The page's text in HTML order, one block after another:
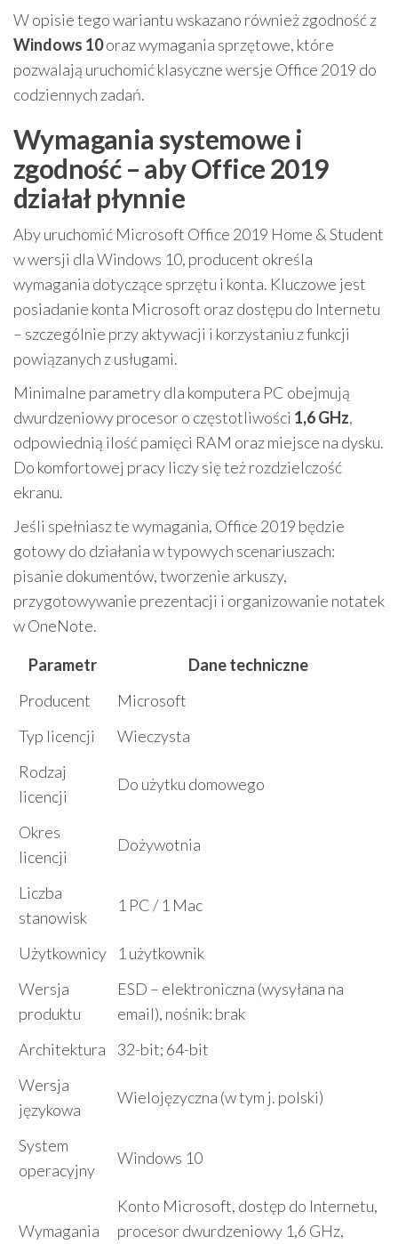
W opisie tego wariantu wskazano również zgodność z
Windows 10oraz wymagania sprzętowe, które
pozwalają uruchomić klasyczne wersje Office 2019 do
codziennych zadań.
Wymagania systemowe i
zgodność – aby Office 2019
działał płynnie
Aby uruchomić Microsoft Office 2019 Home & Student
w wersji dla Windows 10, producent określa
wymagania dotyczące sprzętu i konta. Kluczowe jest
posiadanie konta Microsoft oraz dostępu do Internetu
– szczególnie przy aktywacji i korzystaniu z funkcji
powiązanych z usługami.
Minimalne parametry dla komputera PC obejmują
dwurdzeniowy procesor o częstotliwości 1,6 GHz,
odpowiednią ilość pamięci RAM oraz miejsce na dysku.
Do komfortowej pracy liczy się też rozdzielczość
ekranu.
Jeśli spełniasz te wymagania, Office 2019 będzie
gotowy do działania w typowych scenariuszach:
pisanie dokumentów, tworzenie arkuszy,
przygotowywanie prezentacji i organizowanie notatek
w OneNote.
Parametr
Dane techniczne
Producent
Microsoft
Typ licencji
Wieczysta
Rodzaj
licencji
Do użytku domowego
Okres
licencji
Dożywotnia
Liczba
stanowisk
1 PC / 1 Mac
Użytkownicy
1 użytkownik
Wersja
produktu
ESD – elektroniczna (wysyłana na
email), nośnik: brak
Architektura
32-bit; 64-bit
Wersja
językowa
Wielojęzyczna (w tym j. polski)
System
operacyjny
Windows 10
Wymagania
Konto Microsoft, dostęp do Internetu,
procesor dwurdzeniowy 1,6 GHz,